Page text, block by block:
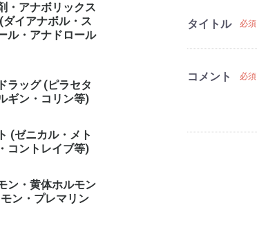
・アナボリックス
ダイアナボル・ス
ル・アナドロール
ラッグ (ピラセタ
ギン・コリン等)
(ゼニカル・メト
コントレイブ等)
ン・黄体ホルモン
ン・プレマリン
タイトル 必須
コメント 必須